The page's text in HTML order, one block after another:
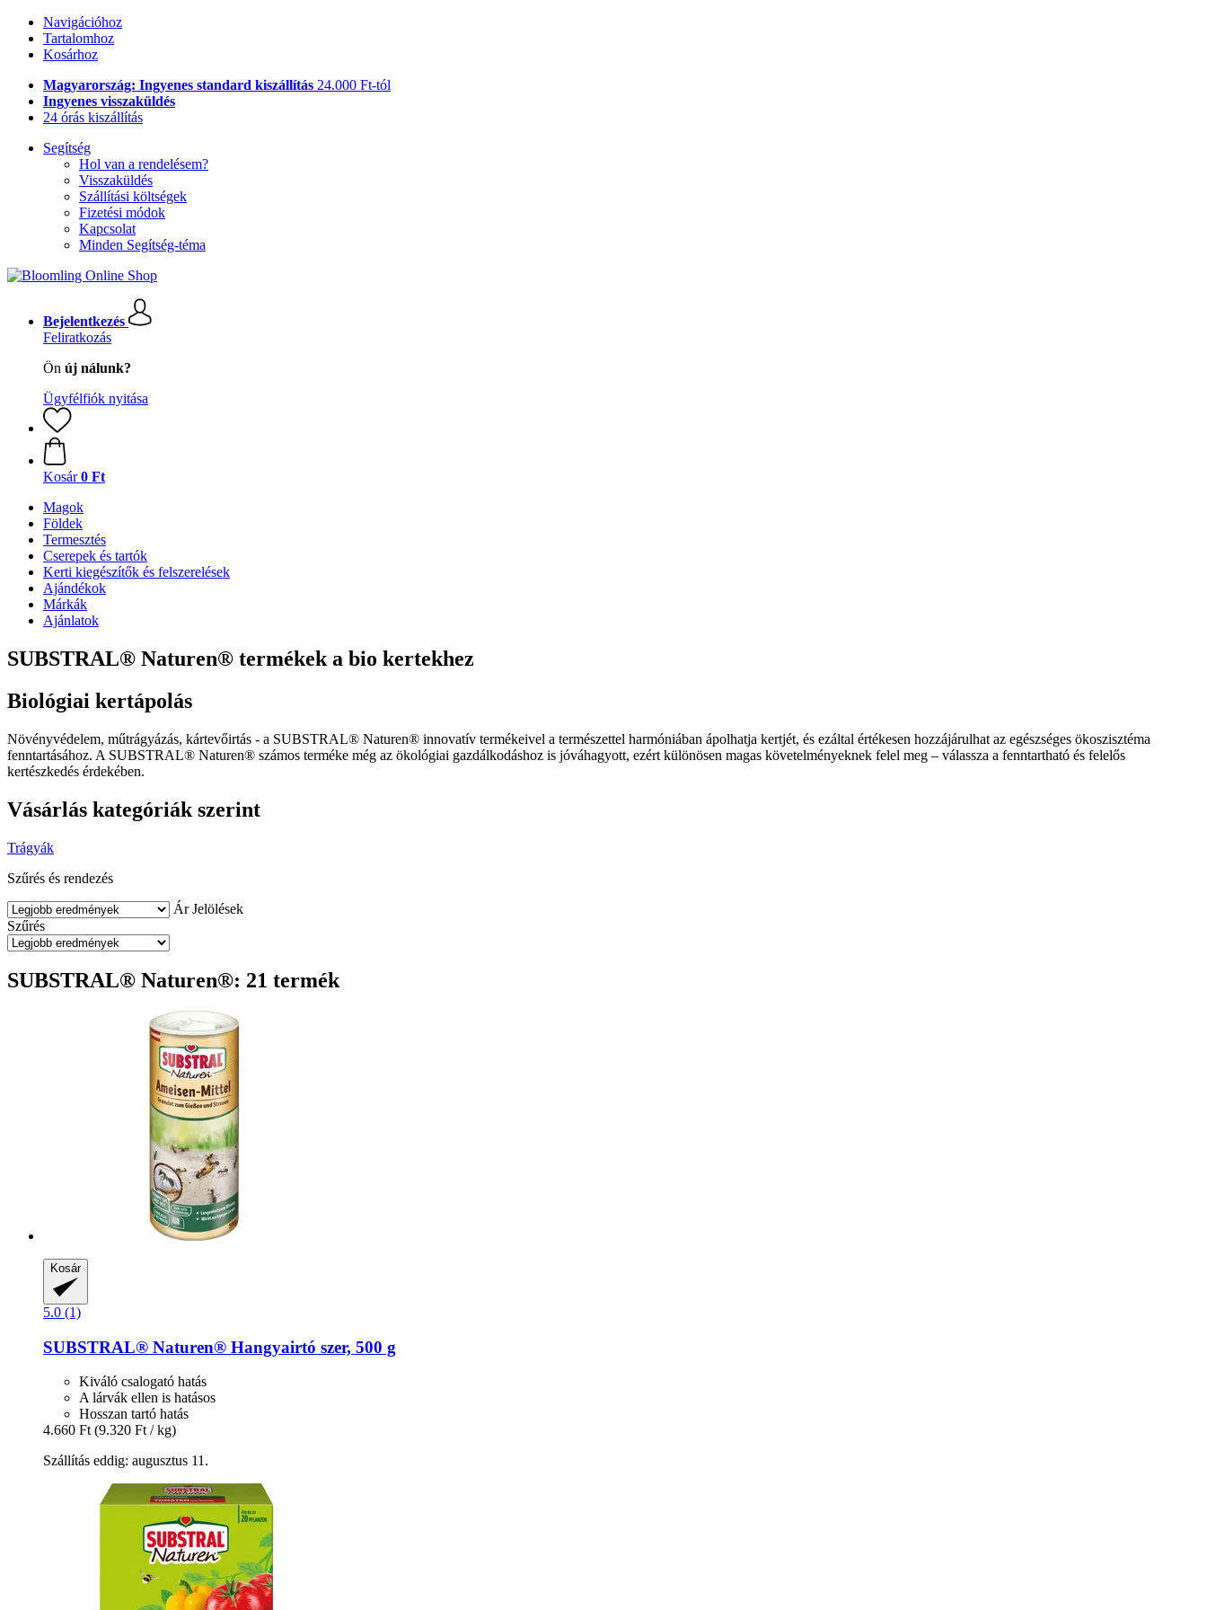
Navigációhoz
Tartalomhoz
Kosárhoz
Magyarország: Ingyenes standard kiszállítás 24.000 Ft-tól
Ingyenes visszaküldés
24 órás kiszállítás
Segítség
Hol van a rendelésem?
Visszaküldés
Szállítási költségek
Fizetési módok
Kapcsolat
Minden Segítség-téma
Bejelentkezés
Feliratkozás
Ön új nálunk?
Ügyfélfiók nyitása
Kosár 0 Ft
Magok
Földek
Termesztés
Cserepek és tartók
Kerti kiegészítők és felszerelések
Ajándékok
Márkák
Ajánlatok
SUBSTRAL® Naturen® termékek a bio kertekhez
Biológiai kertápolás
Növényvédelem, műtrágyázás, kártevőirtás - a SUBSTRAL® Naturen® innovatív termékeivel a természettel harmóniában ápolhatja kertjét, és ezáltal értékesen hozzájárulhat az egészséges ökoszisztéma
fenntartásához. A SUBSTRAL® Naturen® számos terméke még az ökológiai gazdálkodáshoz is jóváhagyott, ezért különösen magas követelményeknek felel meg – válassza a fenntartható és felelős
kertészkedés érdekében.
Vásárlás kategóriák szerint
Trágyák
Szűrés és rendezés
Ár Jelölések
Szűrés
SUBSTRAL® Naturen®: 21 termék
Kosár
5.0 (1)
SUBSTRAL® Naturen® Hangyairtó szer, 500 g
Kiváló csalogató hatás
A lárvák ellen is hatásos
Hosszan tartó hatás
4.660 Ft (9.320 Ft / kg)
Szállítás eddig: augusztus 11.